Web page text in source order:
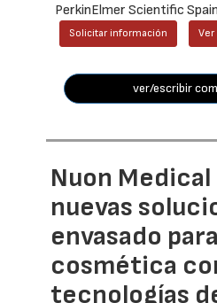
PerkinElmer Scientific
Solicitar información
ver/escribir
Nuon
nuevas
envasado para
cosmética
tecnologías